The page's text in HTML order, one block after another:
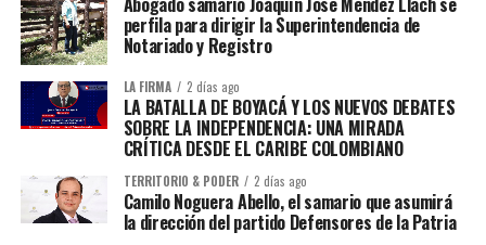
perfila para dirigir la Superintendencia de
Notariado y Registro
LA FIRMA 2 días ago
LA BATALLA DE BOYACÁ Y LOS NUEVOS DEBATES
SOBRE LA INDEPENDENCIA: UNA MIRADA
CRÍTICA DESDE EL CARIBE COLOMBIANO
TERRITORIO & PODER 2 días ago
Camilo Noguera Abello, el samario que asumirá
la dirección del partido Defensores de la Patria